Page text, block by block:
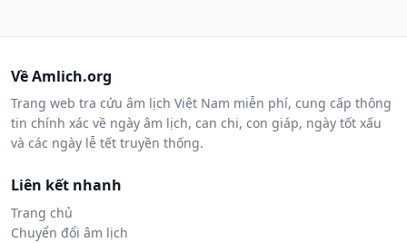
Về Amlich.org
Trang web tra cứu âm lịch Việt Nam miễn phí, cung cấp thông
tin chính xác về ngày âm lịch, can chi, con giáp, ngày tốt xấu
và các ngày lễ tết truyền thống.
Liên kết nhanh
Trang chủ
Chuyển đổi âm lịch